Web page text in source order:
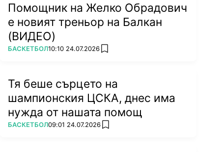
Помощник на Желко Обрадович
е новият треньор на Балкан
(ВИДЕО)
ПОВЕЧЕ ОТ
БАСКЕТБОЛ10:10 24.07.2026 add favorites
Тя беше сърцето на
шампионския ЦСКА, днес има
нужда от нашата помощ
ПОВЕЧЕ ОТ
БАСКЕТБОЛ09:01 24.07.2026 add favorites